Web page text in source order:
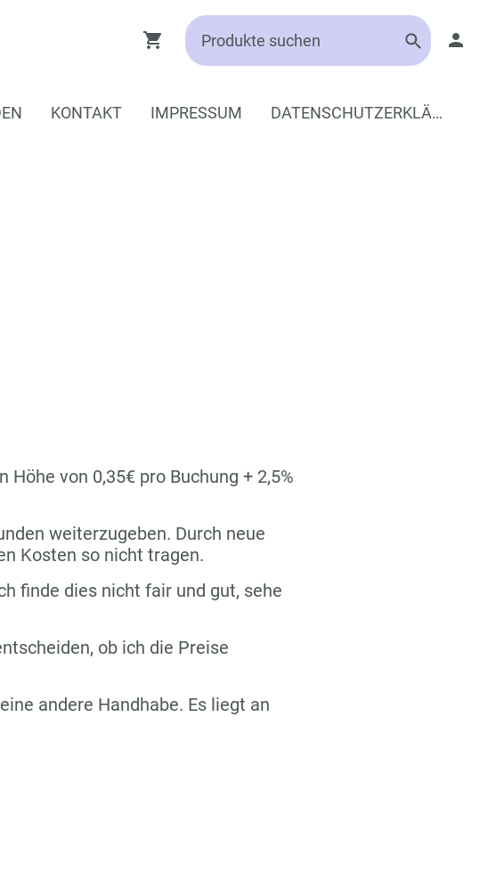
KONTAKT IMPRESSUM DATENSCHUTZERKLÄRUNG
von 0,35€ pro Buchung + 2,5%
weiterzugeben. Durch neue
Kosten so nicht tragen.
finde dies nicht fair und gut, sehe
ob ich die Preise
andere Handhabe. Es liegt an